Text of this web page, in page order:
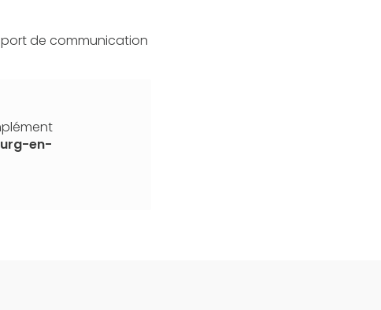
de communication
en-